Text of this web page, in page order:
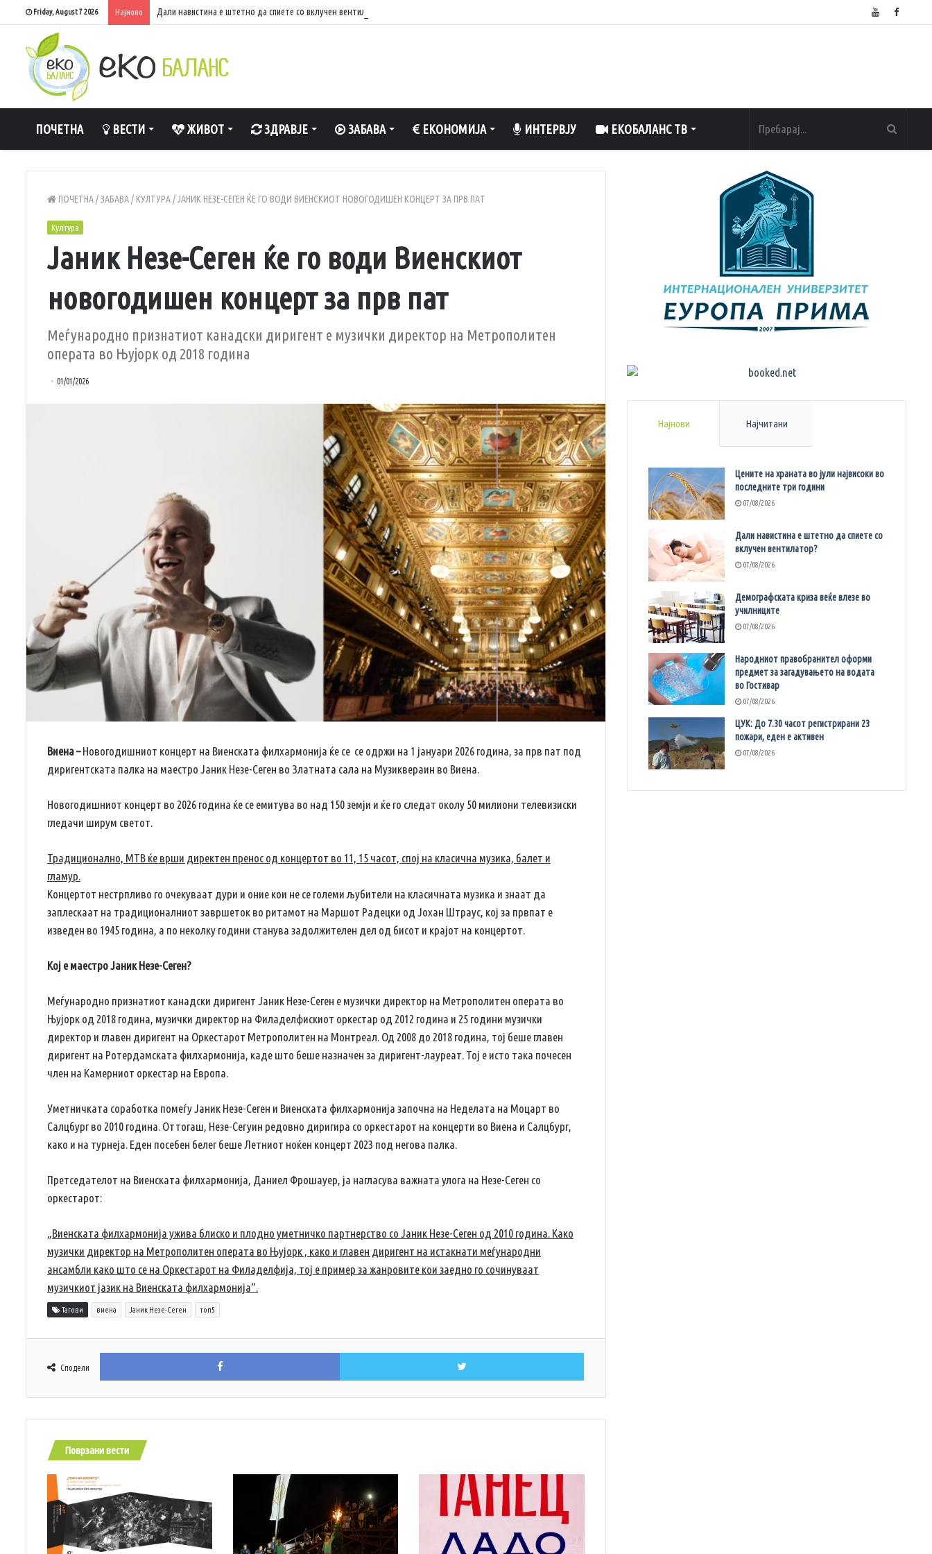
Friday, August 7 2026 Најново Дали навистина е штетно да спиете со вклучен вентилатор?
ПОЧЕТНА ВЕСТИ ЖИВОТ ЗДРАВЈЕ ЗАБАВА ЕКОНОМИЈА ИНТЕРВЈУ ЕКОБАЛАНС ТВ
ПОЧЕТНА/ЗАБАВА/ КУЛТУРА/ЈАНИК НЕЗЕ-СЕГЕН ЌЕ ГО ВОДИ ВИЕНСКИОТ НОВОГОДИШЕН КОНЦЕРТ ЗА ПРВ ПАТ
Култура
Јаник Незе-Сеген ќе го води Виенскиот
новогодишен концерт за прв пат
Меѓународно признатиот канадски диригент е музички директор на Метрополитен
операта во Њујорк од 2018 година
01/01/2026
Виена –Новогодишниот концерт на Виенската филхармонија ќе се се одржи на 1 јануари 2026 година, за прв пат под
диригентската палка на маестро Јаник Незе-Сеген во Златната сала на Музиквераин во Виена.
Новогодишниот концерт во 2026 година ќе се емитува во над 150 земји и ќе го следат околу 50 милиони телевизиски
гледачи ширум светот.
Традиционално, МТВ ќе врши директен пренос од концертот во 11, 15 часот, спој на класична музика, балет и
гламур.
Концертот нестрпливо го очекуваат дури и оние кои не се големи љубители на класичната музика и знаат да
заплескаат на традиционалниот завршеток во ритамот на Маршот Радецки од Јохан Штраус, кој за првпат е
изведен во 1945 година, а по неколку години станува задолжителен дел од бисот и крајот на концертот.
Кој е маестро Јаник Незе-Сеген?
Меѓународно признатиот канадски диригент Јаник Незе-Сеген е музички директор на Метрополитен операта во
Њујорк од 2018 година, музички директор на Филаделфискиот оркестар од 2012 година и 25 години музички
директор и главен диригент на Оркестарот Метрополитен на Монтреал. Од 2008 до 2018 година, тој беше главен
диригент на Ротердамската филхармонија, каде што беше назначен за диригент-лауреат. Тој е исто така почесен
член на Камерниот оркестар на Европа.
Уметничката соработка помеѓу Јаник Незе-Сеген и Виенската филхармонија започна на Неделата на Моцарт во
Салцбург во 2010 година. Оттогаш, Незе-Сегуин редовно диригира со оркестарот на концерти во Виена и Салцбург,
како и на турнеја. Еден посебен белег беше Летниот ноќен концерт 2023 под негова палка.
Претседателот на Виенската филхармонија, Даниел Фрошауер, ја нагласува важната улога на Незе-Сеген со
оркестарот:
„Виенската филхармонија ужива блиско и плодно уметничко партнерство со Јаник Незе-Сеген од 2010 година. Како
музички директор на Метрополитен операта во Њујорк , како и главен диригент на истакнати меѓународни
ансамбли како што се на Оркестарот на Филаделфија, тој е пример за жанровите кои заедно го сочинуваат
музичкиот јазик на Виенската филхармонија“.
Тагови виена Јаник Незе-Сеген топ5
Сподели
Facebook Twitter
Поврзани вести
Најнови Најчитани
Цените на храната во јули највисоки во
последните три години
07/08/2026
Дали навистина е штетно да спиете со
вклучен вентилатор?
07/08/2026
Демографската криза веќе влезе во
училниците
07/08/2026
Народниот правобранител оформи
предмет за загадувањето на водата
во Гостивар
07/08/2026
ЦУК: До 7.30 часот регистрирани 23
пожари, еден е активен
07/08/2026